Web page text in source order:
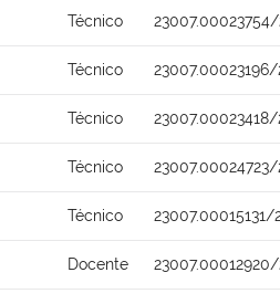
Técnico
Técnico
Técnico
Técnico
Técnico 23007.00015131/
Docente